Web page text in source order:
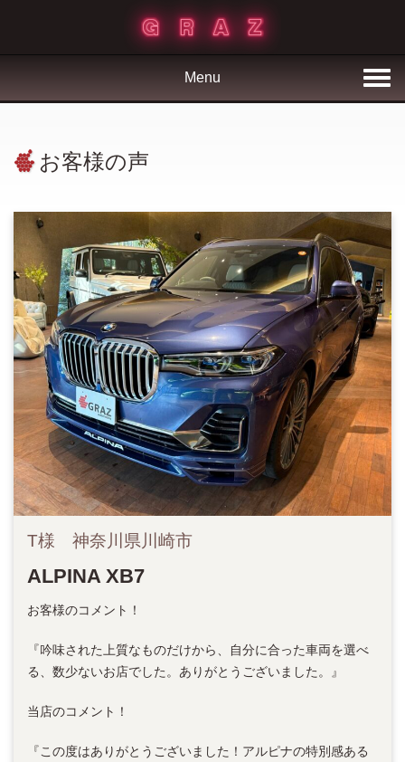
Menu
お客様の声
T様 神奈川県川崎市
ALPINA XB7
お客様のコメント！
『吟味された上質なものだけから、自分に合った車両を選べ
る、数少ないお店でした。ありがとうございました。』
当店のコメント！
『この度はありがとうございました！アルピナの特別感ある